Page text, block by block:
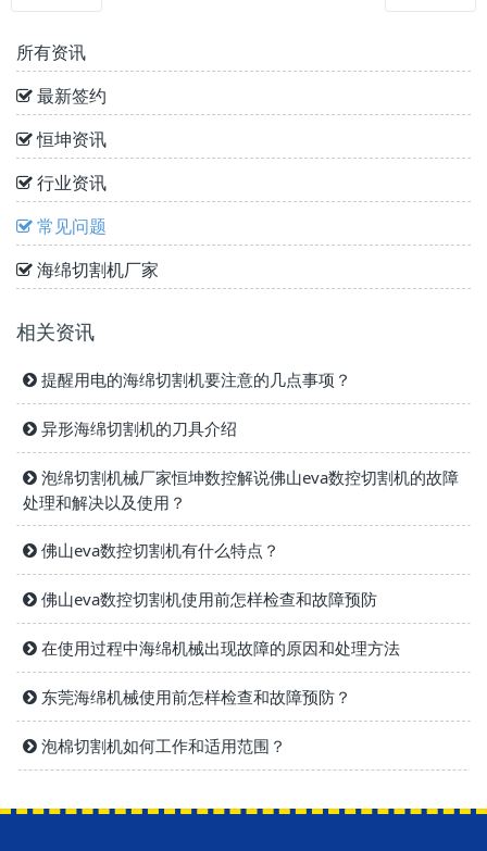
所有资讯
最新签约
恒坤资讯
行业资讯
常见问题
海绵切割机厂家
相关资讯
提醒用电的海绵切割机要注意的几点事项？
异形海绵切割机的刀具介绍
泡绵切割机械厂家恒坤数控解说佛山eva数控切割机的故障
处理和解决以及使用？
佛山eva数控切割机有什么特点？
佛山eva数控切割机使用前怎样检查和故障预防
在使用过程中海绵机械出现故障的原因和处理方法
东莞海绵机械使用前怎样检查和故障预防？
泡棉切割机如何工作和适用范围？